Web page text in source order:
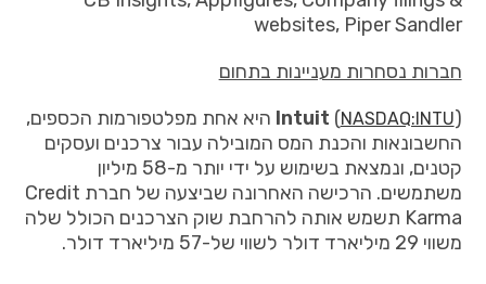
websites, Piper Sandler
חברות נסחרות מעניינות בתחום
Intuit (NASDAQ:INTU
) היא אחת מפלטפורמות הכספים,
החשבונאות והכנת המס המובילה עבור צרכנים ועסקים
קטנים, ונמצאת בשימוש על ידי יותר מ-58 מיליון
משתמשים. הרכישה האחרונה שביצעה של חברת Credit
Karma תשמש אותה להרחבת שוק הצרכנים הכולל שלה
משווי 29 מיליארד דולר לשווי של-57 מיליארד דולר.